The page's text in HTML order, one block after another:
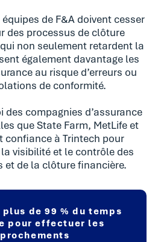
de F&A doivent cesser
des processus de clôture
non seulement retardent la
également davantage les
au risque d’erreurs ou
de conformité.
des compagnies d’assurance
que State Farm, MetLife et
confiance à Trintech pour
visibilité et le contrôle des
et de la clôture financière.
de 99 % du temps
pour effectuer les